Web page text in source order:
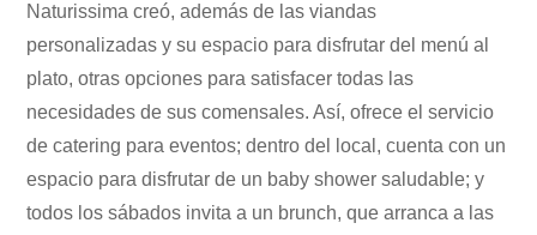
Naturissima creó, además de las viandas
personalizadas y su espacio para disfrutar del menú al
plato, otras opciones para satisfacer todas las
necesidades de sus comensales. Así, ofrece el servicio
de catering para eventos; dentro del local, cuenta con un
espacio para disfrutar de un baby shower saludable; y
todos los sábados invita a un brunch, que arranca a las